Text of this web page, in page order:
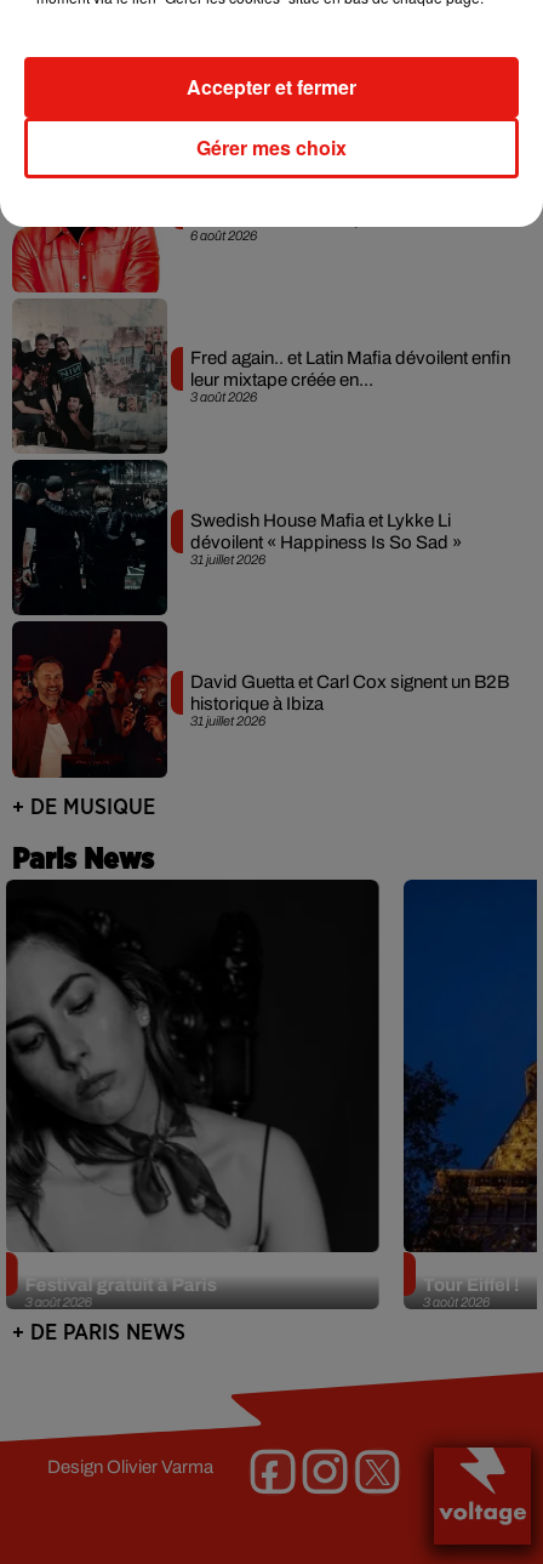
collaboration tant attendue
6 août 2026
3 août 2026
Fred again.. et Latin Mafia dévoilent enfin
leur mixtape créée en...
31 juillet 2026
Swedish House Mafia et Lykke Li
dévoilent « Happiness Is So Sad »
31 juillet 2026
David Guetta et Carl Cox signent un B2B
historique à Ibiza
+ DE MUSIQUE
Paris News
3 août 2026
Festival gratuit à Paris
3 août 2026
Tour Eiffel !
+ DE PARIS NEWS
DesignOlivier Varma
Gérer mes choix
Accepter et fermer